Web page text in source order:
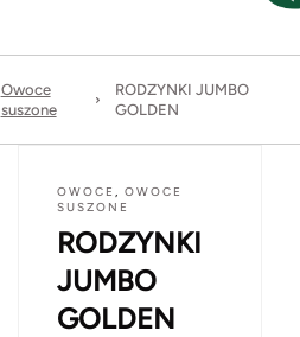
Owoce
suszone
RODZYNKI JUMBO
GOLDEN
OWOCE , OWOCE
SUSZONE
RODZYNKI
JUMBO
GOLDEN